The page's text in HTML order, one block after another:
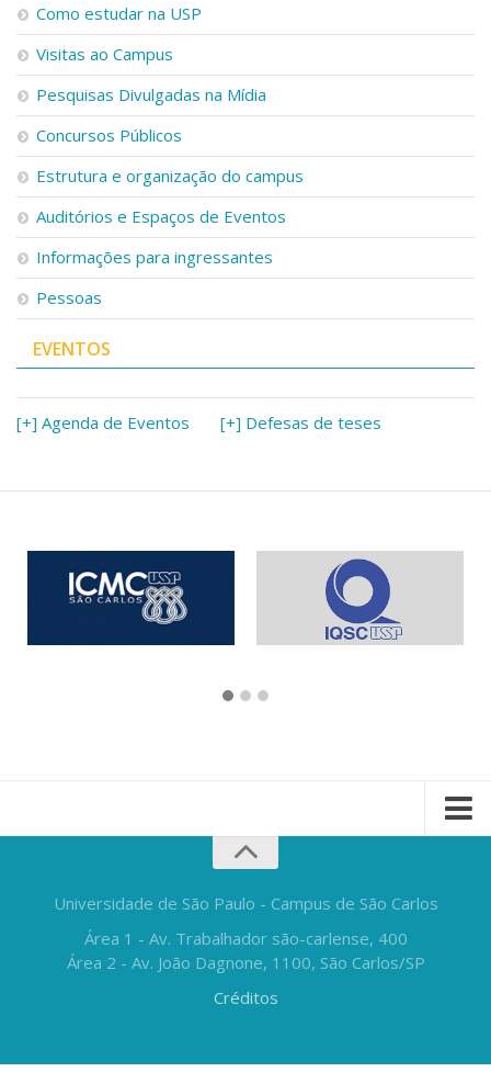
Como estudar na USP
Visitas ao Campus
Pesquisas Divulgadas na Mídia
Concursos Públicos
Estrutura e organização do campus
Auditórios e Espaços de Eventos
Informações para ingressantes
Pessoas
EVENTOS
[+] Agenda de Eventos [+] Defesas de teses
Universidade de São Paulo - Campus de São Carlos
Área 1 - Av. Trabalhador são-carlense, 400
Área 2 - Av. João Dagnone, 1100, São Carlos/SP
Créditos